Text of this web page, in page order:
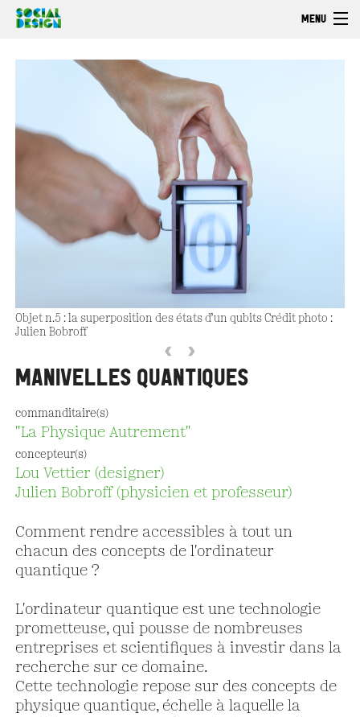
Aller au contenu principal
MENU
Objet n.5 : la superposition des états d’un qubits Crédit photo :
Julien Bobroff
‹ ›
MANIVELLES QUANTIQUES
commanditaire(s)
"La Physique Autrement"
concepteur(s)
Lou Vettier (designer)
Julien Bobroff (physicien et professeur)
Comment rendre accessibles à tout un
chacun des concepts de l'ordinateur
quantique ?
L'ordinateur quantique est une technologie
prometteuse, qui pousse de nombreuses
entreprises et scientifiques à investir dans la
recherche sur ce domaine.
Cette technologie repose sur des concepts de
physique quantique, échelle à laquelle la